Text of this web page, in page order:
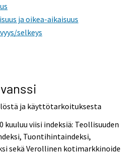
ja oikea-aikaisuus
selkeys
ja käyttötarkoituksesta
viisi indeksiä: Teollisuuden
Tuontihintaindeksi,
sekä Verollinen